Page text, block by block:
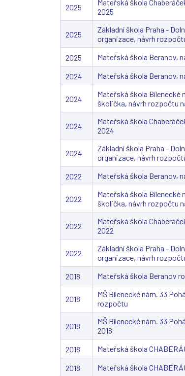
2025
Mateřská škola
2025
2025
Základní škola Praha -
organizace, návrh
2025 Mateřská škola Beranov,
2024 Mateřská škola Beranov,
2024
Mateřská škola Bílenecké
školička, návrh rozpočtu
2024
Mateřská škola
2024
2024
Základní škola Praha -
organizace, návrh
2022 Mateřská škola Beranov,
2022
Mateřská škola Bílenecké
školička, návrh rozpočtu
2022
Mateřská škola
2022
2022
Základní škola Praha -
organizace, návrh
2018 Mateřská škola Beranov
2018
MŠ Bílenecké nám. 33
rozpočtu
2018
MŠ Bílenecké nám. 33
2018
2018 Mateřská škola
2018 Mateřská škola